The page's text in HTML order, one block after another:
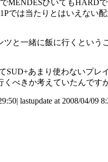
MENDESひいてもHARDで
では当たりとはいえない
ツと一緒に飯に行くという
SUD+あまり使わないプレ
べきか考えていたんです
lastupdate at 2008/04/09